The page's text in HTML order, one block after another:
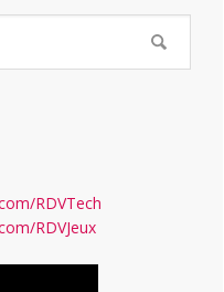
RDVTech
RDVJeux